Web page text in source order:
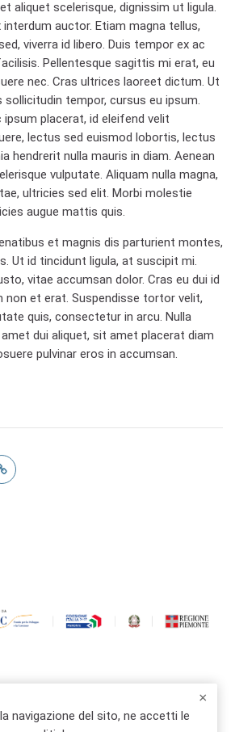
aliquet scelerisque, dignissim ut ligula.
auctor. Etiam magna tellus,
viverra id libero. Duis tempor ex ac
Pellentesque sagittis mi erat, eu
nec. Cras ultrices laoreet dictum. Ut
sollicitudin tempor, cursus eu ipsum.
placerat, id eleifend velit
lectus sed euismod lobortis, lectus
hendrerit nulla mauris in diam. Aenean
vulputate. Aliquam nulla magna,
ultricies sed elit. Morbi molestie
augue mattis quis.
et magnis dis parturient montes,
Ut id tincidunt ligula, at suscipit mi.
vitae accumsan dolor. Cras eu dui id
non et erat. Suspendisse tortor velit,
quis, consectetur in arcu. Nulla
dui aliquet, sit amet placerat diam
pulvinar eros in accumsan.
info@accademiatid.it
navigazione del sito, ne accetti le